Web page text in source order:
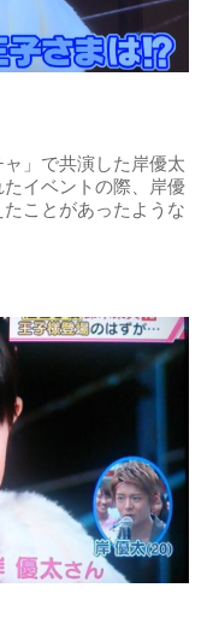
」で共演した岸優太
イベントの際、岸優
ことがあったような